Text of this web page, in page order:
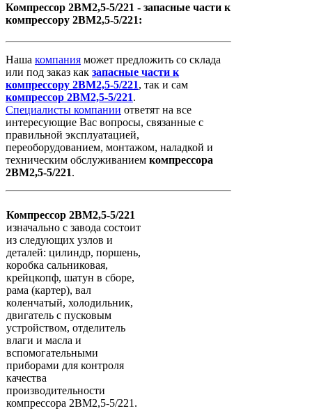
Компрессор 2ВМ2,5-5/221 - запасные части к
компрессору 2ВМ2,5-5/221:
Наша компания может предложить со склада
или под заказ как запасные части к
компрессору 2ВМ2,5-5/221, так и сам
компрессор 2ВМ2,5-5/221.
Специалисты компании ответят на все
интересующие Вас вопросы, связанные с
правильной эксплуатацией,
переоборудованием, монтажом, наладкой и
техническим обслуживанием компрессора
2ВМ2,5-5/221.
Компрессор 2ВМ2,5-5/221
изначально с завода состоит
из следующих узлов и
деталей: цилиндр, поршень,
коробка сальниковая,
крейцкопф, шатун в сборе,
рама (картер), вал
коленчатый, холодильник,
двигатель с пусковым
устройством, отделитель
влаги и масла и
вспомогательными
приборами для контроля
качества
производительности
компрессора 2ВМ2,5-5/221.